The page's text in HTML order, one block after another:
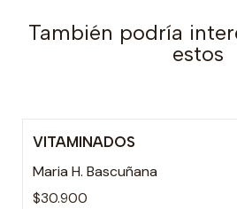
También podría
estos
Agotado
VITAMINADOS
Maria H. Bascuñana
$30.900